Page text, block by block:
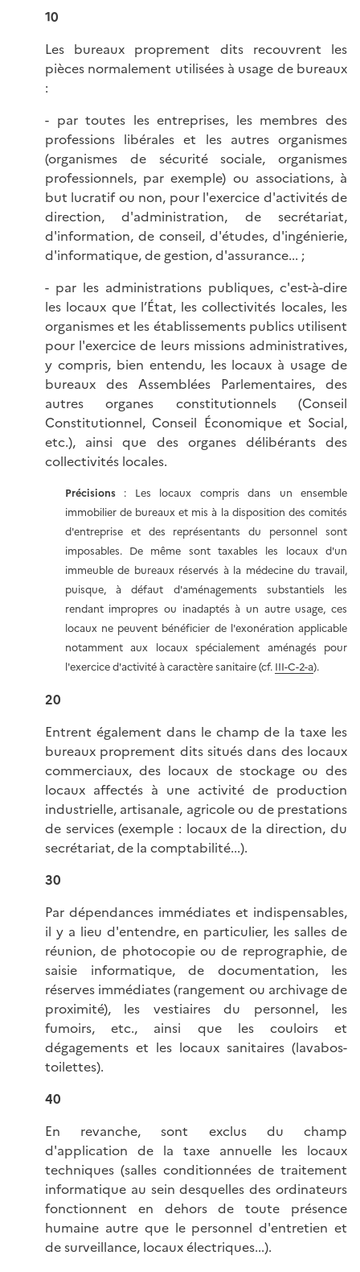
10
Les bureaux proprement dits recouvrent les
pièces normalement utilisées à usage de bureaux
:
- par toutes les entreprises, les membres des
professions libérales et les autres organismes
(organismes de sécurité sociale, organismes
professionnels, par exemple) ou associations, à
but lucratif ou non, pour l'exercice d'activités de
direction, d'administration, de secrétariat,
d'information, de conseil, d'études, d'ingénierie,
d'informatique, de gestion, d'assurance... ;
- par les administrations publiques, c'est-à-dire
les locaux que l’État, les collectivités locales, les
organismes et les établissements publics utilisent
pour l'exercice de leurs missions administratives,
y compris, bien entendu, les locaux à usage de
bureaux des Assemblées Parlementaires, des
autres organes constitutionnels (Conseil
Constitutionnel, Conseil Économique et Social,
etc.), ainsi que des organes délibérants des
collectivités locales.
Précisions: Les locaux compris dans un ensemble
immobilier de bureaux et mis à la disposition des comités
d'entreprise et des représentants du personnel sont
imposables. De même sont taxables les locaux d'un
immeuble de bureaux réservés à la médecine du travail,
puisque, à défaut d'aménagements substantiels les
rendant impropres ou inadaptés à un autre usage, ces
locaux ne peuvent bénéficier de l'exonération applicable
notamment aux locaux spécialement aménagés pour
l'exercice d'activité à caractère sanitaire (cf. III-C-2-a).
20
Entrent également dans le champ de la taxe les
bureaux proprement dits situés dans des locaux
commerciaux, des locaux de stockage ou des
locaux affectés à une activité de production
industrielle, artisanale, agricole ou de prestations
de services (exemple : locaux de la direction, du
secrétariat, de la comptabilité...).
30
Par dépendances immédiates et indispensables,
il y a lieu d'entendre, en particulier, les salles de
réunion, de photocopie ou de reprographie, de
saisie informatique, de documentation, les
réserves immédiates (rangement ou archivage de
proximité), les vestiaires du personnel, les
fumoirs, etc., ainsi que les couloirs et
dégagements et les locaux sanitaires (lavabos-
toilettes).
40
En revanche, sont exclus du champ
d'application de la taxe annuelle les locaux
techniques (salles conditionnées de traitement
informatique au sein desquelles des ordinateurs
fonctionnent en dehors de toute présence
humaine autre que le personnel d'entretien et
de surveillance, locaux électriques...).